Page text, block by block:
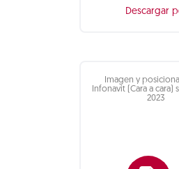
Descargar
Imagen y
Infonavit (Cara a cara)
2023